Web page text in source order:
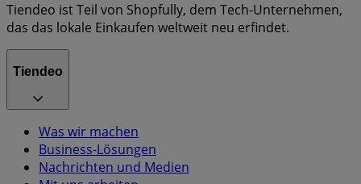
Tiendeo ist Teil von Shopfully, dem Tech-Unternehmen,
das das lokale Einkaufen weltweit neu erfindet.
Tiendeo
Was wir machen
Business-Lösungen
Nachrichten und Medien